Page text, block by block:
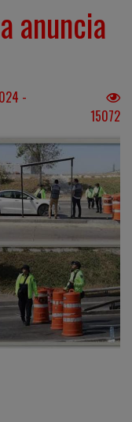
anuncia
-
15072